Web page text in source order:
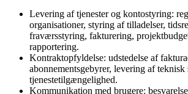
Levering af tjenester og kontostyring:
organisationer, styring af tilladelser,
fraværsstyring, fakturering,
rapportering.
Kontraktopfyldelse: udstedelse af
abonnementsgebyrer, levering af
tjenestetilgængelighed.
Kommunikation med brugere: